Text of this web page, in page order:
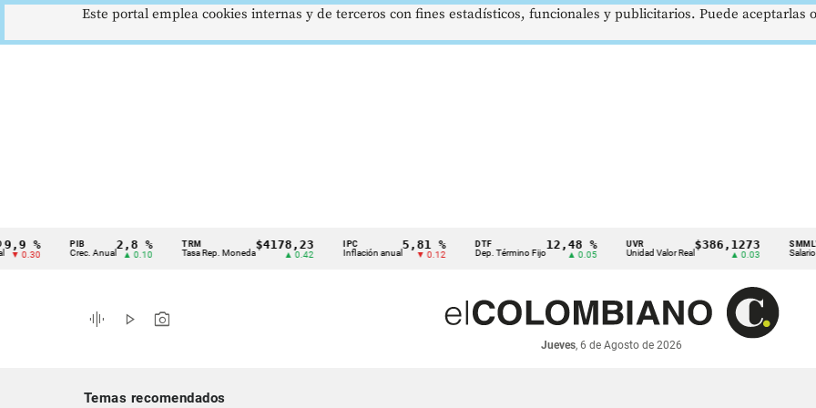
Cintillo
indicadores
económicos
PIB
Crec. Anual
2,8 %
▲ 0.10
TRM
Tasa Rep. Moneda
$4178,23
▲ 0.42
IPC
Inflación anual
5,81 %
▼ 0.12
DTF
Dep. Término Fijo
12,48 %
▲ 0.05
UVR
Unidad Valor Real
$386,1273
▲ 0.03
SMMLV
Salario Mínimo
graphic_eq play_arrow photo_camera
Jueves, 6 de Agosto de 2026
Temas recomendados
Este portal emplea cookies internas y de terceros con fines estadísticos, funcionales y publicitarios. Puede aceptarlas